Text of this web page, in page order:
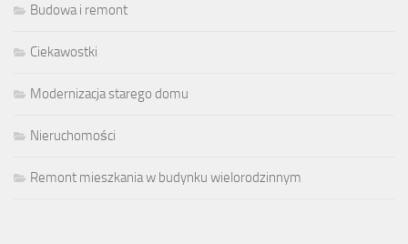
Budowa i remont
Ciekawostki
Modernizacja starego domu
Nieruchomości
Remont mieszkania w budynku wielorodzinnym